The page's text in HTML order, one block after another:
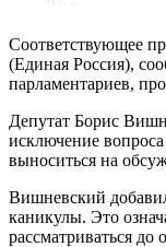
Соответствующее
(Единая Россия),
парламентариев,
Депутат Борис
исключение вопроса
выноситься на
Вишневский
каникулы. Это
рассматриваться до